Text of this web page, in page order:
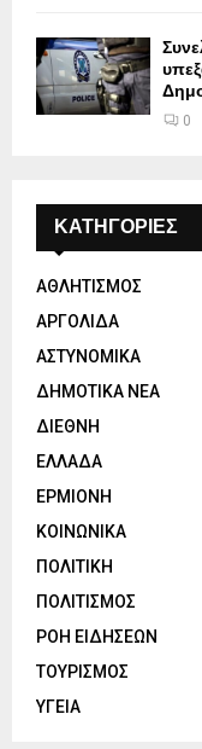
0
ΚΑΤΗΓΟΡΙΕΣ
ΑΘΛΗΤΙΣΜΟΣ
ΑΡΓΟΛΙΔΑ
ΑΣΤΥΝΟΜΙΚΑ
ΔΗΜΟΤΙΚΑ ΝΕΑ
ΔΙΕΘΝΗ
ΕΛΛΑΔΑ
ΕΡΜΙΟΝΗ
ΚΟΙΝΩΝΙΚΑ
ΠΟΛΙΤΙΚΗ
ΠΟΛΙΤΙΣΜΟΣ
ΡΟΗ ΕΙΔΗΣΕΩΝ
ΤΟΥΡΙΣΜΟΣ
ΥΓΕΙΑ